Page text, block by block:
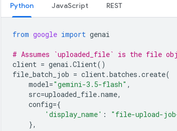
Python JavaScript REST
from google import genai
# Assumes `uploaded_file` is the file
client = genai .Client()
file_batch_job = client.batches .create(
model="gemini-3.5-flash" ,
src=uploaded_file.name,
config={
'display_name' : "file-upload-
},